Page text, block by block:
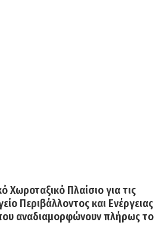
Χωροταξικό Πλαίσιο για τις
Περιβάλλοντος και Ενέργειας
αναδιαμορφώνουν πλήρως το